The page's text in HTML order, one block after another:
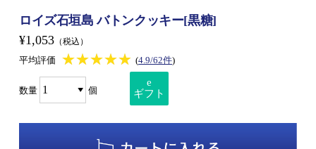
ロイズ石垣島 バトンクッキー[黒糖]
¥1,053 （税込）
平均評価 ★★★★★
★★★★★ (4.9/62件)
数量 個
e
ギフト